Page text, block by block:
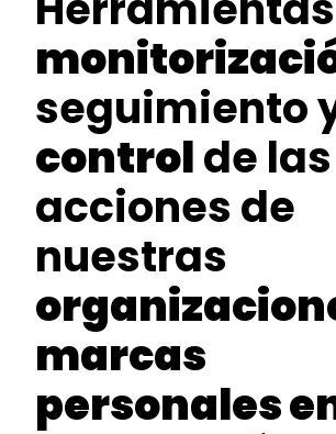
seguimiento
controlde las
acciones de
nuestras
marcas
personales